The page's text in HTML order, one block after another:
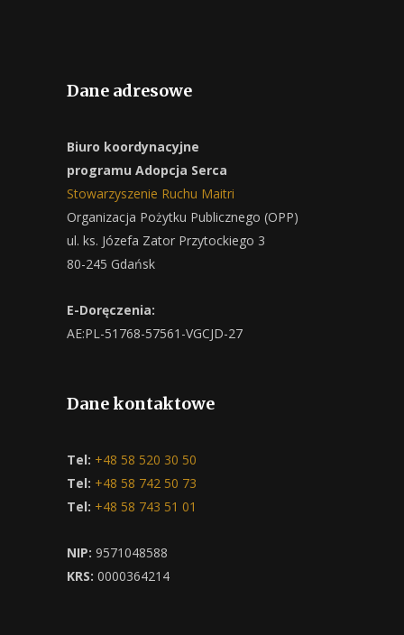
Dane adresowe
Biuro koordynacyjne
programu Adopcja Serca
Stowarzyszenie Ruchu Maitri
Organizacja Pożytku Publicznego (OPP)
ul. ks. Józefa Zator Przytockiego 3
80-245 Gdańsk
E-Doręczenia:
AE:PL-51768-57561-VGCJD-27
Dane kontaktowe
Tel: +48 58 520 30 50
Tel: +48 58 742 50 73
Tel: +48 58 743 51 01
NIP: 9571048588
KRS: 0000364214